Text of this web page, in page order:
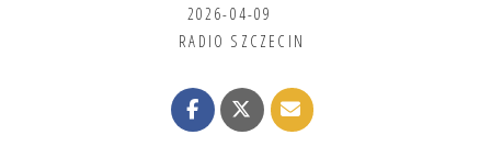
2026-04-09
RADIO SZCZECIN